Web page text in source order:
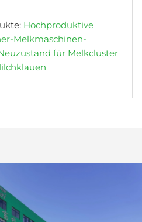
Hochproduktive
Melkmaschinen-
für Melkcluster